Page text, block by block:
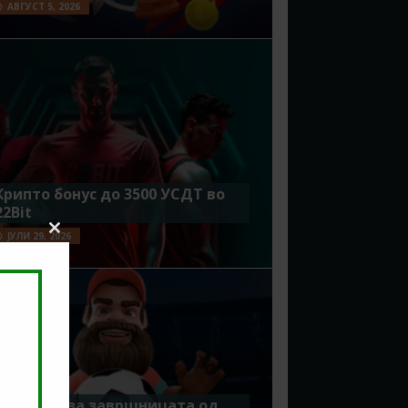
АВГУСТ 5, 2026
бонус до 3500 УСДТ во
ЈУЛИ 29, 2026
Close
module